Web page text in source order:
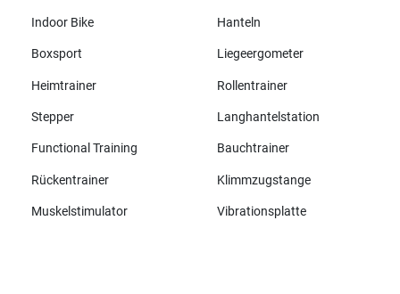
Indoor Bike Hanteln
Boxsport Liegeergometer
Heimtrainer Rollentrainer
Stepper Langhantelstation
Functional Training Bauchtrainer
Rückentrainer Klimmzugstange
Muskelstimulator Vibrationsplatte